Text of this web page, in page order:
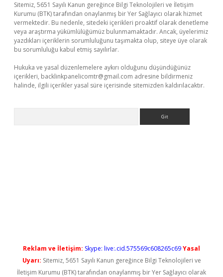
Sitemiz, 5651 Sayılı Kanun gereğince Bilgi Teknolojileri ve İletişim
Kurumu (BTK) tarafından onaylanmış bir Yer Sağlayıcı olarak hizmet
vermektedir. Bu nedenle, sitedeki içerikleri proaktif olarak denetleme
veya araştırma yükümlülüğümüz bulunmamaktadır. Ancak, üyelerimiz
yazdıkları içeriklerin sorumluluğunu taşımakta olup, siteye üye olarak
bu sorumluluğu kabul etmiş sayılırlar.
Hukuka ve yasal düzenlemelere aykırı olduğunu düşündüğünüz
içerikleri, backlinkpanelicomtr@gmail.com adresine bildirmeniz
halinde, ilgili içerikler yasal süre içerisinde sitemizden kaldırılacaktır.
Reklam ve İletişim: Skype: live:.cid.575569c608265c69Yasal
Uyarı: Sitemiz, 5651 Sayılı Kanun gereğince Bilgi Teknolojileri ve
İletişim Kurumu (BTK) tarafından onaylanmış bir Yer Sağlayıcı olarak